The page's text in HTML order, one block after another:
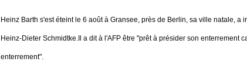
Heinz Barth s'est éteint le 6 août à Gransee, près de Berlin, sa ville natale, a
Heinz-Dieter Schmidtke.Il a dit à l'AFP être "prêt à présider son enterrement
enterrement".